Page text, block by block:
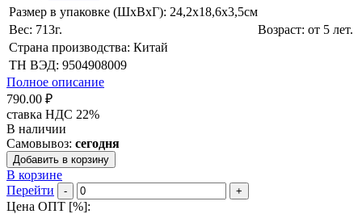
Размер в упаковке (ШхВxГ): 24,2х18,6х3,5cм
Вес: 713г.
Возраст: от 5 лет.
Страна производства: Китай
ТН ВЭД: 9504908009
Полное описание
790.00 ₽
ставка НДС 22%
В наличии
Самовывоз: сегодня
Добавить в корзину
В корзине
Перейти
- +
Цена ОПТ [%]: